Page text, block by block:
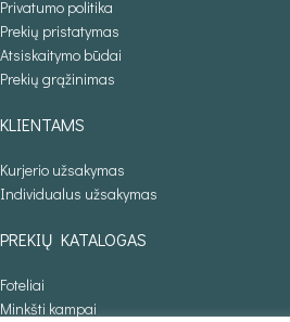
Privatumo politika
Prekių pristatymas
Atsiskaitymo būdai
Prekių grąžinimas
KLIENTAMS
Kurjerio užsakymas
Individualus užsakymas
PREKIŲ KATALOGAS
Foteliai
Minkšti kampai